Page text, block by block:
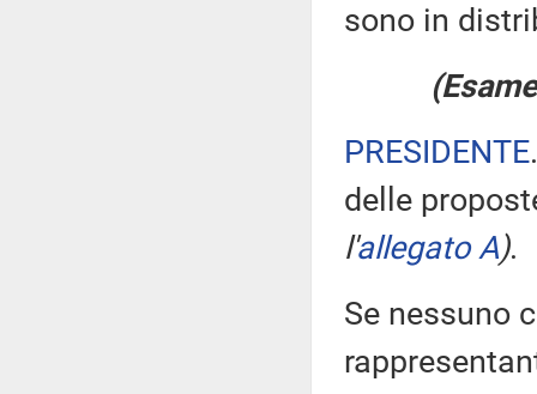
sono in
PRESIDENTE
delle
l'allegato A).
Se nessuno